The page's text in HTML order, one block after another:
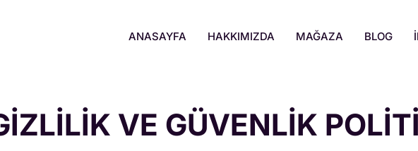
ANASAYFA HAKKIMIZDA MAĞAZA BLOG
VE GÜVENLİK